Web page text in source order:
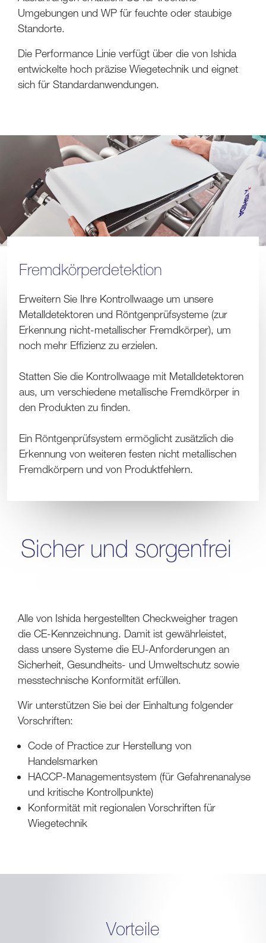
Umgebungen und WP für feuchte oder staubige
Standorte.
Die Performance Linie verfügt über die von Ishida
entwickelte hoch präzise Wiegetechnik und eignet
sich für Standardanwendungen.
Fremdkörperdetektion
Erweitern Sie Ihre Kontrollwaage um unsere
Metalldetektoren und Röntgenprüfsysteme (zur
Erkennung nicht-metallischer Fremdkörper), um
noch mehr Effizienz zu erzielen.
Statten Sie die Kontrollwaage mit Metalldetektoren
aus, um verschiedene metallische Fremdkörper in
den Produkten zu finden.
Ein Röntgenprüfsystem ermöglicht zusätzlich die
Erkennung von weiteren festen nicht metallischen
Fremdkörpern und von Produktfehlern.
Sicher und sorgenfrei
Alle von Ishida hergestellten Checkweigher tragen
die CE-Kennzeichnung. Damit ist gewährleistet,
dass unsere Systeme die EU-Anforderungen an
Sicherheit, Gesundheits- und Umweltschutz sowie
messtechnische Konformität erfüllen.
Wir unterstützen Sie bei der Einhaltung folgender
Vorschriften:
Code of Practice zur Herstellung von
Handelsmarken
HACCP-Managementsystem (für Gefahrenanalyse
und kritische Kontrollpunkte)
Konformität mit regionalen Vorschriften für
Wiegetechnik
Vorteile